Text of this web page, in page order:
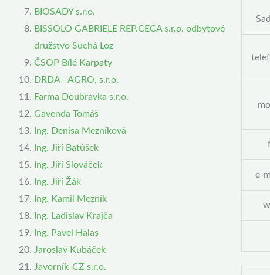
BIOSADY s.r.o.
BISSOLO GABRIELE REP.CECA s.r.o. odbytové
družstvo Suchá Loz
ČSOP Bílé Karpaty
DRDA - AGRO, s.r.o.
Farma Doubravka s.r.o.
Gavenda Tomáš
Ing. Denisa Mezníková
Ing. Jiří Batůšek
Ing. Jiří Slováček
Ing. Jiří Žák
Ing. Kamil Mezník
Ing. Ladislav Krajča
Ing. Pavel Halas
Jaroslav Kubáček
Javorník-CZ s.r.o.
e-